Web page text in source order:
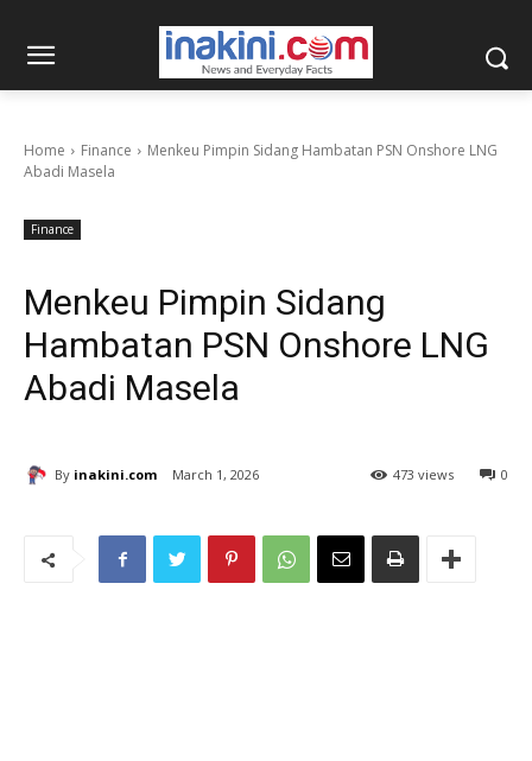
Home Finance
Menkeu Pimpin Sidang Hambatan PSN Onshore LNG
Abadi Masela
Finance
Menkeu Pimpin Sidang
Hambatan PSN Onshore LNG
Abadi Masela
By inakini.com March 1, 2026 0
473 views